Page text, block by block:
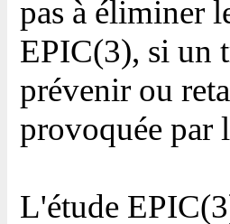
pas à éliminer
EPIC(3), si un
prévenir ou
provoquée par
L'étude